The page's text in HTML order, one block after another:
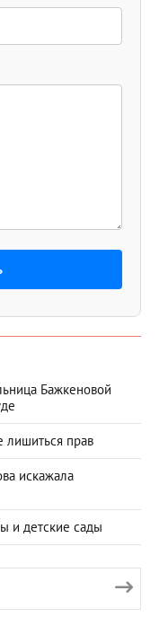
Бажкеновой
лишиться прав
искажала
и детские сады